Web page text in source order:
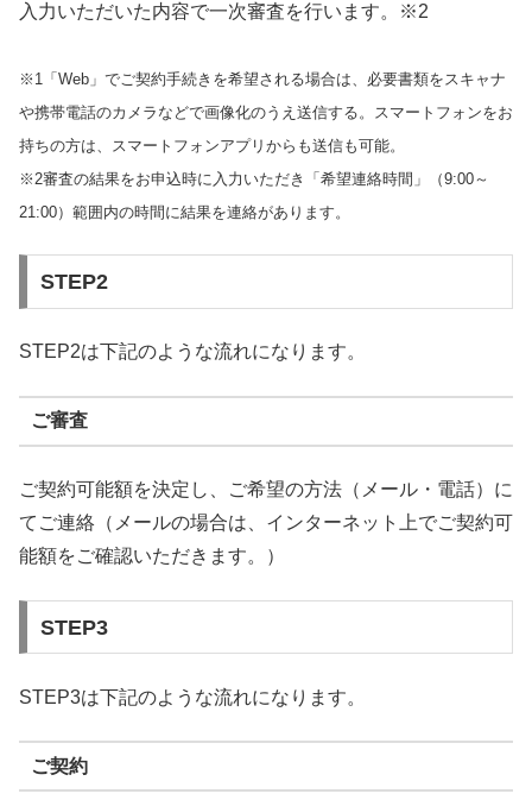
入力いただいた内容で一次審査を行います。※2
※1「Web」でご契約手続きを希望される場合は、必要書類をスキャナ
や携帯電話のカメラなどで画像化のうえ送信する。スマートフォンをお
持ちの方は、スマートフォンアプリからも送信も可能。
※2審査の結果をお申込時に入力いただき「希望連絡時間」（9:00～
21:00）範囲内の時間に結果を連絡があります。
STEP2
STEP2は下記のような流れになります。
ご審査
ご契約可能額を決定し、ご希望の方法（メール・電話）に
てご連絡（メールの場合は、インターネット上でご契約可
能額をご確認いただきます。）
STEP3
STEP3は下記のような流れになります。
ご契約